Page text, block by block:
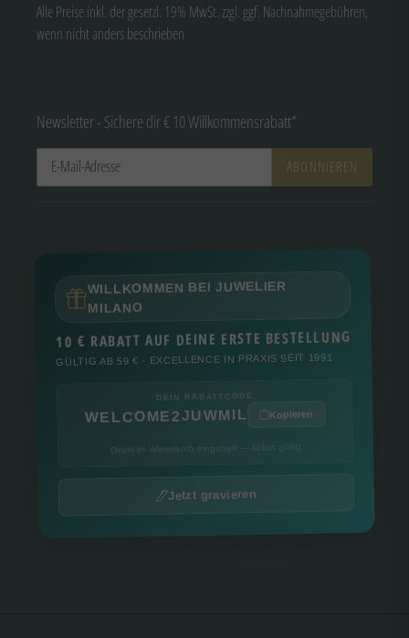
Alle Preise inkl. der gesetzl. 19% MwSt. zzgl. ggf. Nachnahmegebühren,
wenn nicht anders beschrieben
Newsletter - Sichere dir € 10 Willkommensrabatt*
ABONNIEREN
WILLKOMMEN BEI JUWELIER
MILANO
10 € RABATT AUF DEINE ERSTE BESTELLUNG
GÜLTIG AB 59 € · EXCELLENCE IN PRAXIS SEIT 1991
DEIN RABATTCODE
WELCOME2JUWMIL Kopieren
Direkt im Warenkorb eingeben — sofort gültig
Jetzt gravieren